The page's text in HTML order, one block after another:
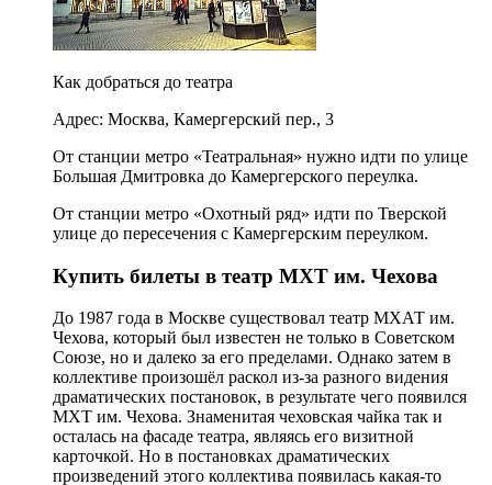
Как добраться до театра
Адрес: Москва, Камергерский пер., 3
От станции метро «Театральная» нужно идти по улице
Большая Дмитровка до Камергерского переулка.
От станции метро «Охотный ряд» идти по Тверской
улице до пересечения с Камергерским переулком.
Купить билеты в театр МХТ им. Чехова
До 1987 года в Москве существовал театр МХАТ им.
Чехова, который был известен не только в Советском
Союзе, но и далеко за его пределами. Однако затем в
коллективе произошёл раскол из-за разного видения
драматических постановок, в результате чего появился
МХТ им. Чехова. Знаменитая чеховская чайка так и
осталась на фасаде театра, являясь его визитной
карточкой. Но в постановках драматических
произведений этого коллектива появилась какая-то